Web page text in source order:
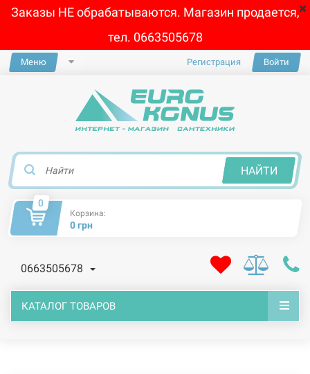
Заказы НЕ обрабатываются. Магазин продается,
тел. 0663505678
Меню Регистрация Войти
НАЙТИ
0
Корзина:
0 грн
0663505678
КАТАЛОГ ТОВАРОВ